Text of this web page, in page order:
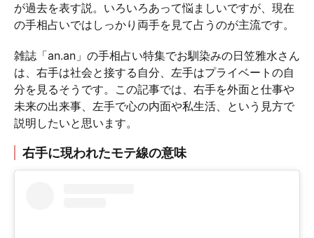
が過去を表す説。いろいろあって悩ましいですが、現在
の手相占いではしっかり両手を見て占うのが主流です。
雑誌「an.an」の手相占い特集でお馴染みの日笠雅水さん
は、右手は社会と接する自分、左手はプライベートの自
分を見るそうです。この記事では、右手を外面と仕事や
未来の出来事、左手で心の内面や私生活、という見方で
説明したいと思います。
右手に現われたモテ線の意味